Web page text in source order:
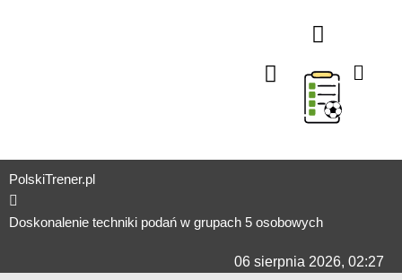
PolskiTrener.pl
Doskonalenie techniki podań w grupach 5 osobowych
06 sierpnia 2026, 02:27